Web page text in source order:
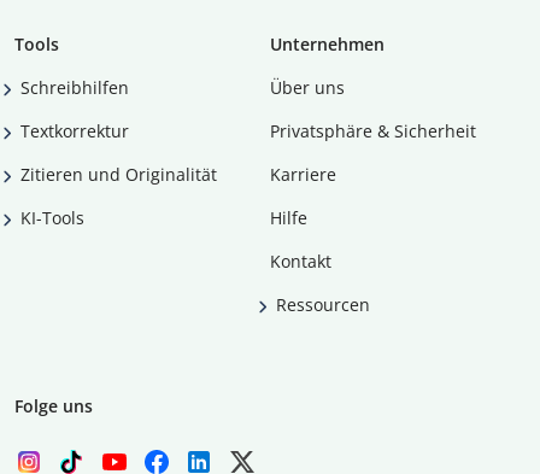
Tools
Schreibhilfen
Textkorrektur
Zitieren und Originalität
KI-Tools
Unternehmen
Über uns
Privatsphäre & Sicherheit
Karriere
Hilfe
Kontakt
Ressourcen
Folge uns